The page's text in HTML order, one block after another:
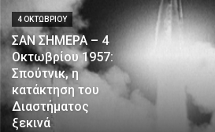
4 ΟΚΤΩΒΡΊΟΥ
ΣΑΝ ΣΗΜΕΡΑ – 4
Οκτωβρίου 1957:
Σπούτνικ, η
κατάκτηση του
Διαστήματος
ξεκινά